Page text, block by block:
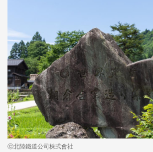
ⓒ北陸鐵道公司株式會社